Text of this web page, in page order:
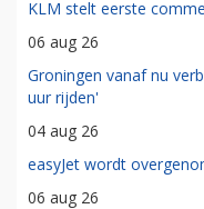
KLM stelt eerste
06 aug 26
Groningen vanaf nu
uur rijden'
04 aug 26
easyJet wordt
06 aug 26